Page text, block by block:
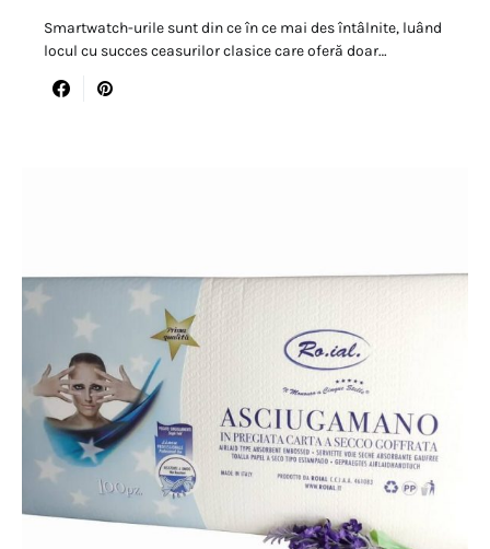
Smartwatch-urile sunt din ce în ce mai des întâlnite, luând
locul cu succes ceasurilor clasice care oferă doar…